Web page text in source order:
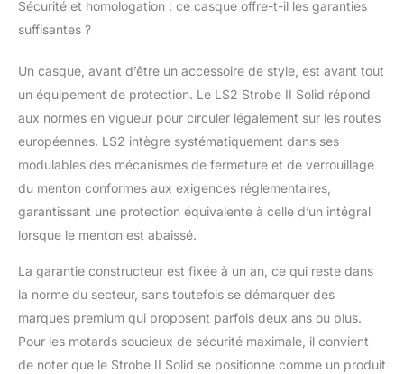
Sécurité et homologation : ce casque offre-t-il les garanties
suffisantes ?
Un casque, avant d’être un accessoire de style, est avant tout
un équipement de protection. Le LS2 Strobe II Solid répond
aux normes en vigueur pour circuler légalement sur les routes
européennes. LS2 intègre systématiquement dans ses
modulables des mécanismes de fermeture et de verrouillage
du menton conformes aux exigences réglementaires,
garantissant une protection équivalente à celle d’un intégral
lorsque le menton est abaissé.
La garantie constructeur est fixée à un an, ce qui reste dans
la norme du secteur, sans toutefois se démarquer des
marques premium qui proposent parfois deux ans ou plus.
Pour les motards soucieux de sécurité maximale, il convient
de noter que le Strobe II Solid se positionne comme un produit